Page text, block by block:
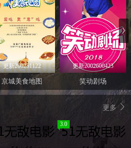
更新200251122
京城美食地图
更新2002600423
笑动剧场
更多
3.0